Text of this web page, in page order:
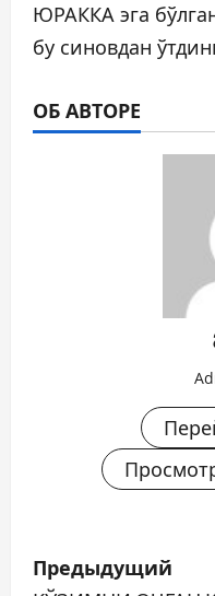
ЮРАККА эга
бу синовдан
ОБ АВТОРЕ
Н
Предыдущий